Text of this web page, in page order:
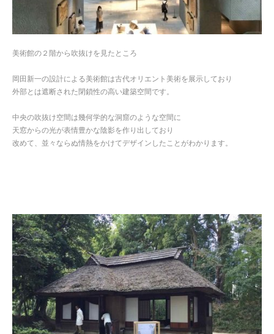
美術館の２階から吹抜けを見たところ
岡田新一の設計による美術館は古代オリエント美術を展示しており
外部とは遮断された閉鎖性の高い建築空間です。
中央の吹抜け空間は幾何学的な洞窟のような空間に
天窓からの光が表情豊かな陰影を作り出しており
改めて、並々ならぬ情熱をかけてデザインしたことがわかります。